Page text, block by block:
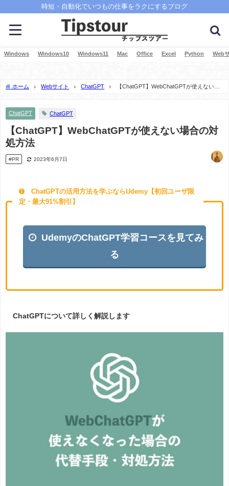
時短・自動化でいつもの仕事をラクにするブログ
Windows Windows10 Windows11 Mac Office Excel Python Web
ホーム Webサイト ChatGPT
【ChatGPT】WebChatGPTが使えない場
ChatGPT ChatGPT
【ChatGPT】WebChatGPTが使えない場合の対
処方法
#PR 2023年6月7日
ChatGPTの活用方法を学ぶならUdemy【初回ユーザ限
定・最大91%割引】
UdemyのChatGPT学習コースを見てみ
る
ChatGPTについて詳しく解説します